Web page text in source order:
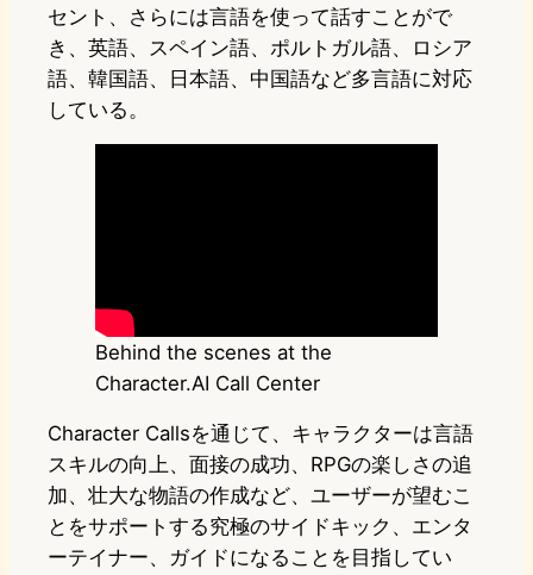
セント、さらには言語を使って話すことがで
き、英語、スペイン語、ポルトガル語、ロシア
語、韓国語、日本語、中国語など多言語に対応
している。
Behind the scenes at the
Character.AI Call Center
Character Callsを通じて、キャラクターは言語
スキルの向上、面接の成功、RPGの楽しさの追
加、壮大な物語の作成など、ユーザーが望むこ
とをサポートする究極のサイドキック、エンタ
ーテイナー、ガイドになることを目指してい